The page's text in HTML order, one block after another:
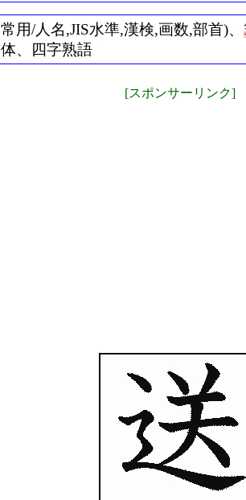
用/人名,JIS水準,漢検,画数,部首)、
、四字熟語
[スポンサーリンク]